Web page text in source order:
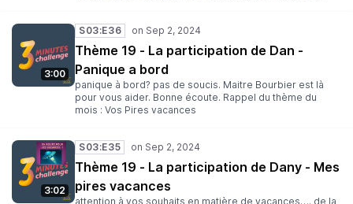
l’adresse suivante : 3minutes@lesantipods.studio Date
limite : 25 Septembre Rejoignez-nous : Sur Discord Sur
Twitter Sur Mastodon Sur Twitch Des bisous ! Clegot, Yop
et Dan
3:00
S03:E36
Thème 19 - La participation de Dan -
Panique a bord
panique à bord? pas de soucis. Maitre Bourbier est là
pour vous aider. Bonne écoute. Rappel du thème du
mois : Vos Pires vacances
3:02
S03:E35
Thème 19 - La participation de Dany - Mes
pires vacances
attention à vos souhaits en matière de vacances…. de la